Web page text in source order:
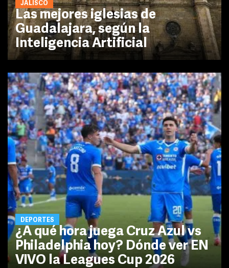
JALISCO
Las mejores iglesias de
Guadalajara, según la
Inteligencia Artificial
DEPORTES
¿A qué hora juega Cruz Azul vs
Philadelphia hoy? Dónde ver EN
VIVO la Leagues Cup 2026